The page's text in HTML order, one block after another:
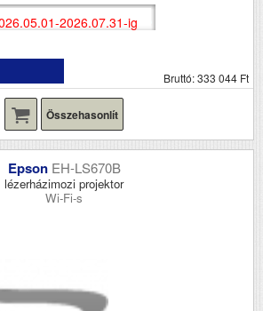
2026.07.31-ig
Bruttó: 333 044 Ft
Összehasonlít
Epson EH-LS670B
lézerházimozi projektor
Wi-Fi-s